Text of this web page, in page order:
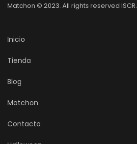
Matchon © 2023. All rights reserved ISCR.
Inicio
Tienda
Blog
Matchon
Contacto